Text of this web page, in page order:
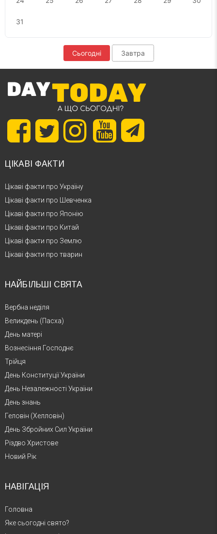
31
Сьогодні Завтра
ЦІКАВІ ФАКТИ
Цікаві факти про Україну
Цікаві факти про Шевченка
Цікаві факти про Японію
Цікаві факти про Китай
Цікаві факти про Землю
Цікаві факти про тварин
НАЙБІЛЬШІ СВЯТА
Вербна неділя
Великдень (Пасха)
День матері
Вознесіння Господнє
Трійця
День Конституції України
День Незалежності України
День знань
Геловін (Хелловін)
День Збройних Сил України
Різдво Христове
Новий Рік
НАВІГАЦІЯ
Головна
Яке сьогодні свято?